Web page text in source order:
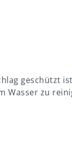
geschützt
Wasser zu